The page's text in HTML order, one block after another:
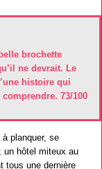
brochette
ne devrait. Le
histoire qui
73/100
planquer, se
un hôtel miteux au
tous une dernière